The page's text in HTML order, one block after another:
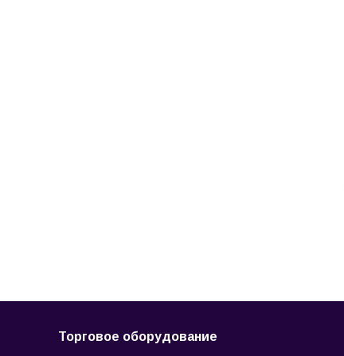
Торговое оборудование